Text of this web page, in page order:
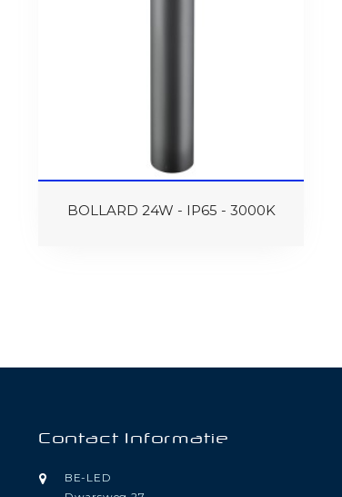
BOLLARD 24W - IP65 - 3000K
Contact Informatie
BE-LED